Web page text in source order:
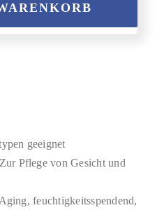
geeignet
Zur Pflege von Gesicht und
feuchtigkeitsspendend,